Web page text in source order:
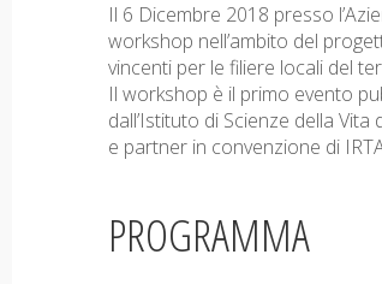
Il 6 Dicembre 2018 presso
workshop nell’ambito del
vincenti per le filiere locali del
Il workshop è il primo evento
dall’Istituto di Scienze della
e partner in convenzione di
PROGRAMMA